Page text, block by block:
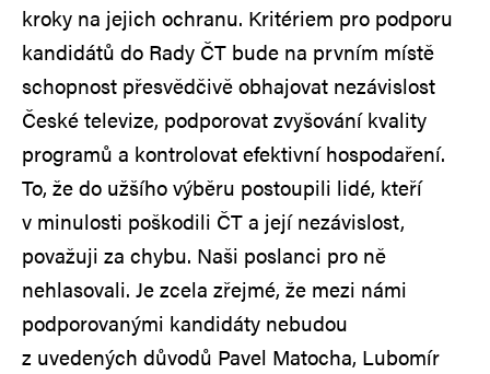
kroky na jejich ochranu. Kritériem pro podporu
kandidátů do Rady ČT bude na prvním místě
schopnost přesvědčivě obhajovat nezávislost
České televize, podporovat zvyšování kvality
programů a kontrolovat efektivní hospodaření.
To, že do užšího výběru postoupili lidé, kteří
v minulosti poškodili ČT a její nezávislost,
považuji za chybu. Naši poslanci pro ně
nehlasovali. Je zcela zřejmé, že mezi námi
podporovanými kandidáty nebudou
z uvedených důvodů Pavel Matocha, Lubomír